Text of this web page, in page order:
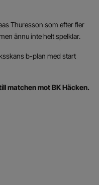
Thuresson som efter fler
ännu inte helt spelklar.
b-plan med start
matchen mot BK Häcken.